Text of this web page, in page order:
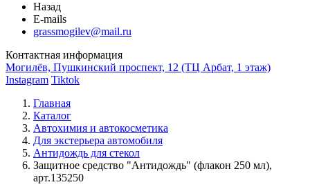
Назад
E-mails
grassmogilev@mail.ru
Контактная информация
Могилёв, Пушкинский проспект, 12 (ТЦ Арбат, 1 этаж)
Instagram Tiktok
Главная
Каталог
Автохимия и автокосметика
Для экстерьера автомобиля
Антидождь для стекол
Защитное средство "Антидождь" (флакон 250 мл),
арт.135250